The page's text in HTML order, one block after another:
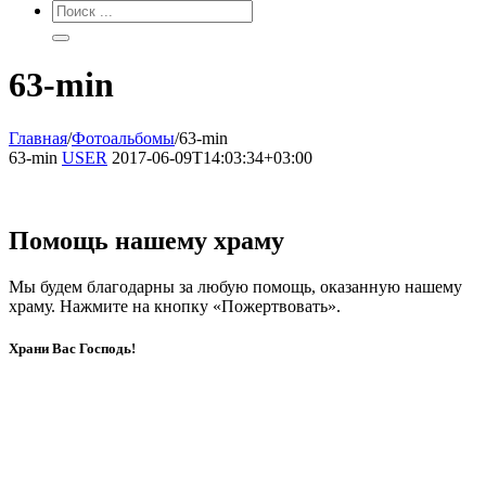
63-min
Главная/Фотоальбомы/63-min
63-min USER 2017-06-09T14:03:34+03:00
Помощь нашему храму
Мы будем благодарны за любую помощь, оказанную нашему
храму. Нажмите на кнопку «Пожертвовать».
Храни Вас Господь!